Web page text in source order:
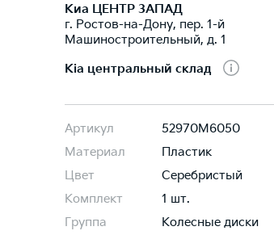
Киа ЦЕНТР ЗАПАД
г. Ростов-на-Дону, пер. 1-й
Машиностроительный, д. 1
Kia центральный склад
Артикул
52970M6050
Материал
Пластик
Цвет
Серебристый
Комплект
1 шт.
Группа
Колесные диски